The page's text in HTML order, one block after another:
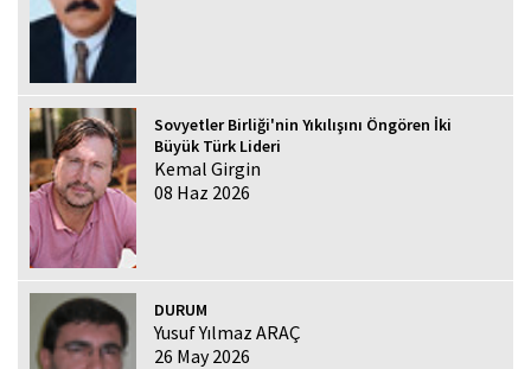
Sovyetler Birliği'nin Yıkılışını Öngören İki
Büyük Türk Lideri
Kemal Girgin
08 Haz 2026
DURUM
Yusuf Yılmaz ARAÇ
26 May 2026